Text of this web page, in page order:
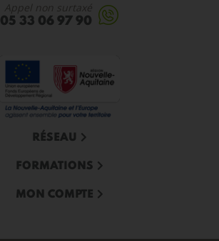
Appel non surtaxé
05 33 06 97 90
RÉSEAU
FORMATIONS
MON COMPTE